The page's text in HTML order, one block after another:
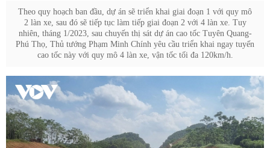
Theo quy hoạch ban đầu, dự án sẽ triển khai giai đoạn 1 với quy mô
2 làn xe, sau đó sẽ tiếp tục làm tiếp giai đoạn 2 với 4 làn xe. Tuy
nhiên, tháng 1/2023, sau chuyến thị sát dự án cao tốc Tuyên Quang-
Phú Thọ, Thủ tướng Phạm Minh Chính yêu cầu triển khai ngay tuyến
cao tốc này với quy mô 4 làn xe, vận tốc tối đa 120km/h.